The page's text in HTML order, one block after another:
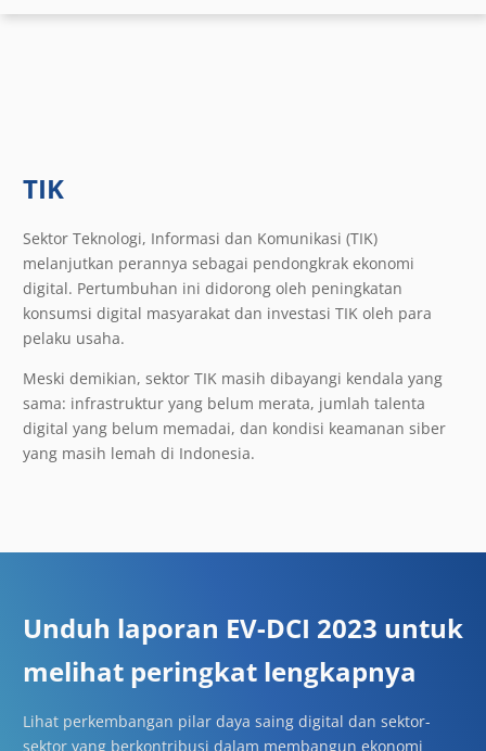
TIK
Sektor Teknologi, Informasi dan Komunikasi (TIK)
melanjutkan perannya sebagai pendongkrak ekonomi
digital. Pertumbuhan ini didorong oleh peningkatan
konsumsi digital masyarakat dan investasi TIK oleh para
pelaku usaha.
Meski demikian, sektor TIK masih dibayangi kendala yang
sama: infrastruktur yang belum merata, jumlah talenta
digital yang belum memadai, dan kondisi keamanan siber
yang masih lemah di Indonesia.
Unduh laporan EV-DCI 2023 untuk
melihat peringkat lengkapnya
Lihat perkembangan pilar daya saing digital dan sektor-
sektor yang berkontribusi dalam membangun ekonomi